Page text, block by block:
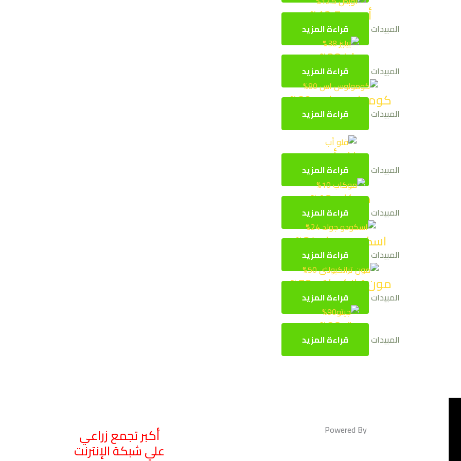
أوبص 12.5%
المبيدات قراءة المزيد
بيليز 38%
المبيدات قراءة المزيد
كومولوس اس 80%
المبيدات قراءة المزيد
فلو أب
المبيدات قراءة المزيد
موكاب 10%
المبيدات قراءة المزيد
اسكودو جولد 24%
المبيدات قراءة المزيد
مون ترانكيولتى 50%
المبيدات قراءة المزيد
جيتو90%
المبيدات قراءة المزيد
Powered By أكبر تجمع زراعي
علي شبكة الإنترنت